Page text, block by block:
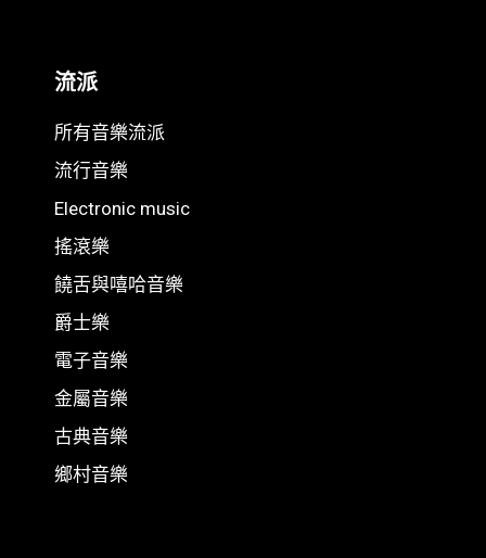
流派
所有音樂流派
流行音樂
Electronic music
搖滾樂
饒舌與嘻哈音樂
爵士樂
電子音樂
金屬音樂
古典音樂
鄉村音樂